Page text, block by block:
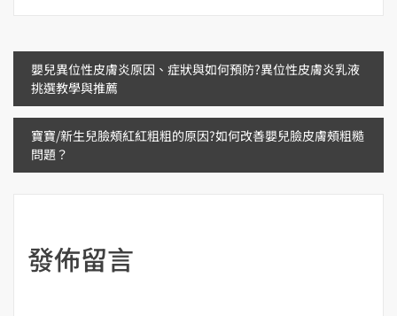
文
章
導
嬰兒異位性皮膚炎原因、症狀與如何預防?異位性皮膚炎乳液
挑選教學與推薦
寶寶/新生兒臉頰紅紅粗粗的原因?如何改善嬰兒臉皮膚頰粗糙
問題？
發佈留言